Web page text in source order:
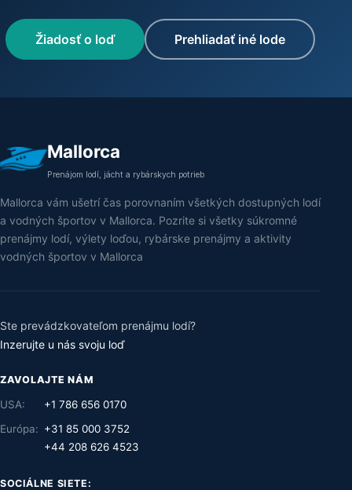
Žiadosť o loď Prehliadať iné lode
Mallorca
Prenájom lodí, jácht a rybárskych potrieb
Mallorca vám ušetrí čas porovnaním všetkých dostupných lodí
a vodných športov v Mallorca. Pozrite si všetky súkromné
prenájmy lodí, výlety loďou, rybárske prenájmy a aktivity
vodných športov v Mallorca
Ste prevádzkovateľom prenájmu lodí?
Inzerujte u nás svoju loď
ZAVOLAJTE NÁM
USA:
+1 786 656 0170
Európa: +31 85 000 3752
+44 208 626 4523
SOCIÁLNE SIETE: